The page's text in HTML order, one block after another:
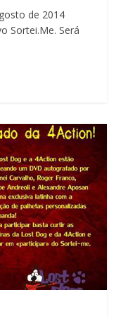
de 2014
Sortei.Me. Será